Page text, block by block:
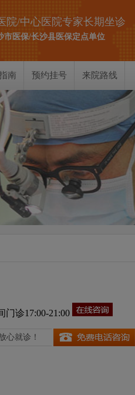
院/中心医院专家长期坐诊
市医保/长沙县医保定点单位
南 预约挂号 来院路线
门诊17:00-21:00
心就诊！